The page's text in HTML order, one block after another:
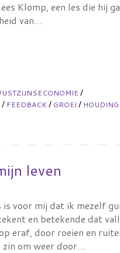
Klomp, een les die hij
van…
/
/ FEEDBACK / GROEI /
leven
is voor mij dat ik mezelf
en betekende dat
eraf, door roeien en
zin om weer door…